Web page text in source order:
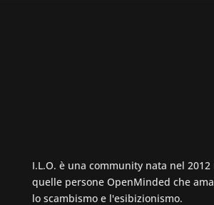
I.L.O. è una community nata nel
quelle persone OpenMinded che
lo scambismo e l'esibizionismo.